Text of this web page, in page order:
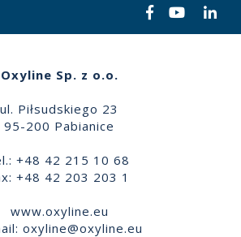
Oxyline Sp. z o.o.
ul. Piłsudskiego 23
95-200 Pabianice
+48 42 215 10 68
+48 42 203 203 1
www.oxyline.eu
oxyline@oxyline.eu